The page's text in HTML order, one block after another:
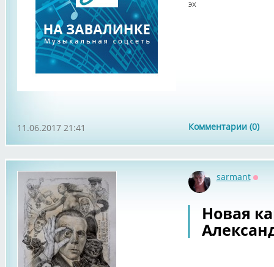
эх
Комментарии (0)
11.06.2017 21:41
sarmant
Новая